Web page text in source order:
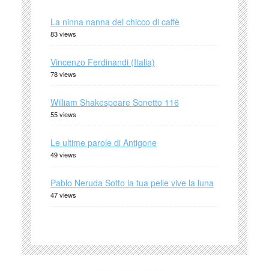
La ninna nanna del chicco di caffè
83 views
Vincenzo Ferdinandi (Italia)
78 views
William Shakespeare Sonetto 116
55 views
Le ultime parole di Antigone
49 views
Pablo Neruda Sotto la tua pelle vive la luna
47 views